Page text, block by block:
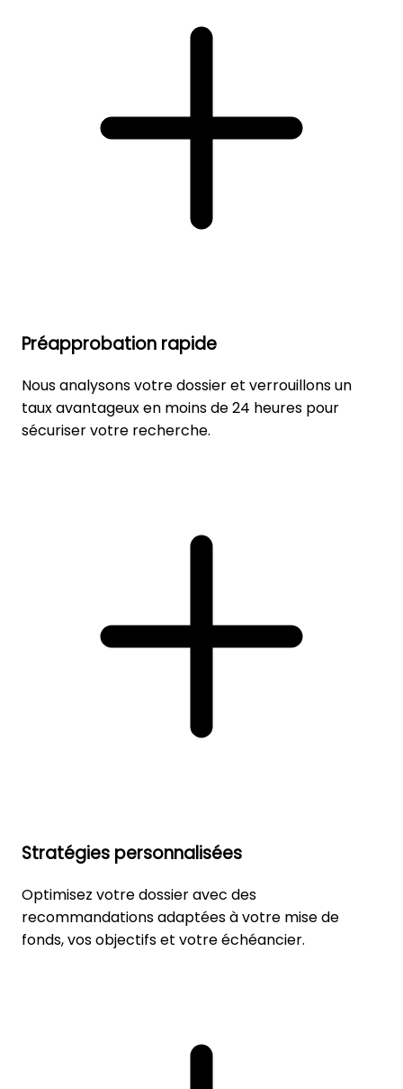
Préapprobation rapide
Nous analysons votre dossier et verrouillons un
taux avantageux en moins de 24 heures pour
sécuriser votre recherche.
Stratégies personnalisées
Optimisez votre dossier avec des
recommandations adaptées à votre mise de
fonds, vos objectifs et votre échéancier.